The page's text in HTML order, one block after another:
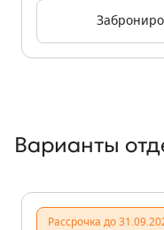
Варианты
Рассрочка до